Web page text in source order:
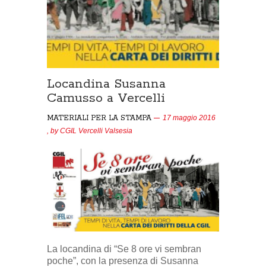
Locandina Susanna
Camusso a Vercelli
MATERIALI PER LA STAMPA
17 maggio 2016
, byCGIL Vercelli Valsesia
La locandina di “Se 8 ore vi sembran
poche”, con la presenza di Susanna